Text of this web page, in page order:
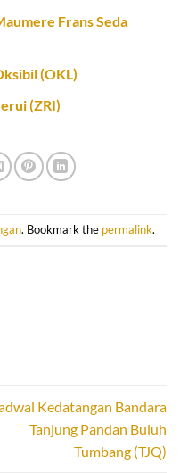
Frans Seda
(OKL)
(ZRI)
. Bookmark the permalink.
Kedatangan Bandara
Tanjung Pandan Buluh
Tumbang (TJQ)